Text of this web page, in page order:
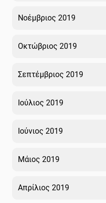
Νοέμβριος 2019
Οκτώβριος 2019
Σεπτέμβριος 2019
Ιούλιος 2019
Ιούνιος 2019
Μάιος 2019
Απρίλιος 2019